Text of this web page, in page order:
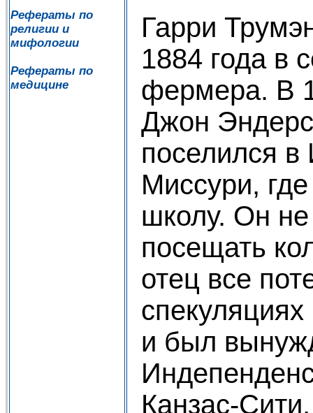
Рефераты по
религии и
мифологии
Рефераты по
медицине
Гарри
1884 года в
фермера. В
Джон
поселился
Миссури,
школу. Он
посещать
отец все
и был
Канзас-